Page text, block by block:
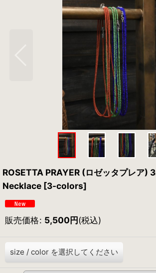
ROSETTA PRAYER (ロゼッタプレア)
Necklace [3-colors]
販売価格: 5,500円(税込)
size / color を選択してください